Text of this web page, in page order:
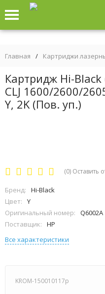
Главная / Картриджи
Картридж Hi-Black
CLJ 1600/2600/
Y, 2K (Пов. уп.)
(0) Оставить
Бренд:
Hi-Black
Цвет:
Y
Оригинальный номер:
Q6002A
Поставщик:
HP
Все характеристики
KROM-150010117p